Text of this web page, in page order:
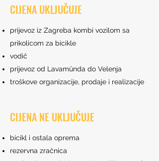
CIJENA UKLJUČUJE
prijevoz iz Zagreba kombi vozilom sa
prikolicom za bicikle
vodič
prijevoz od Lavamünda do Velenja
troškove organizacije, prodaje i realizacije
CIJENA NE UKLJUČUJE
bicikl i ostala oprema
rezervna zračnica